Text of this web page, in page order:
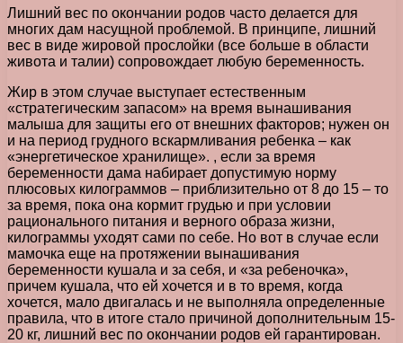
Лишний вес по окончании родов часто делается для
многих дам насущной проблемой. В принципе, лишний
вес в виде жировой прослойки (все больше в области
живота и талии) сопровождает любую беременность.
Жир в этом случае выступает естественным
«стратегическим запасом» на время вынашивания
малыша для защиты его от внешних факторов; нужен он
и на период грудного вскармливания ребенка – как
«энергетическое хранилище». , если за время
беременности дама набирает допустимую норму
плюсовых килограммов – приблизительно от 8 до 15 – то
за время, пока она кормит грудью и при условии
рационального питания и верного образа жизни,
килограммы уходят сами по себе. Но вот в случае если
мамочка еще на протяжении вынашивания
беременности кушала и за себя, и «за ребеночка»,
причем кушала, что ей хочется и в то время, когда
хочется, мало двигалась и не выполняла определенные
правила, что в итоге стало причиной дополнительным 15-
20 кг, лишний вес по окончании родов ей гарантирован.